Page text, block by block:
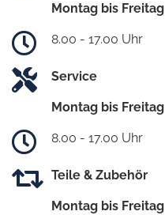
Montag bis Freitag
8.00 - 17.00 Uhr
Service
Montag bis Freitag
8.00 - 17.00 Uhr
Teile & Zubehör
Montag bis Freitag